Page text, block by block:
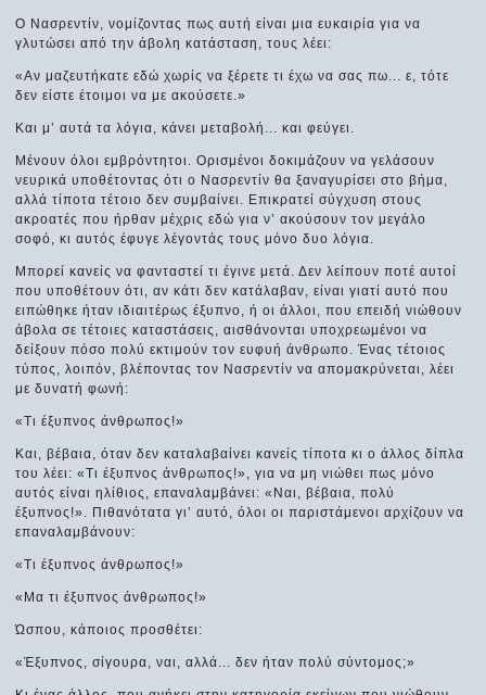
Ο Νασρεντίν, νομίζοντας πως αυτή είναι μια ευκαιρία για να
γλυτώσει από την άβολη κατάσταση, τους λέει:
«Αν μαζευτήκατε εδώ χωρίς να ξέρετε τι έχω να σας πω... ε, τότε
δεν είστε έτοιμοι να με ακούσετε.»
Και μ’ αυτά τα λόγια, κάνει μεταβολή... και φεύγει.
Μένουν όλοι εμβρόντητοι. Ορισμένοι δοκιμάζουν να γελάσουν
νευρικά υποθέτοντας ότι ο Νασρεντίν θα ξαναγυρίσει στο βήμα,
αλλά τίποτα τέτοιο δεν συμβαίνει. Επικρατεί σύγχυση στους
ακροατές που ήρθαν μέχρις εδώ για ν’ ακούσουν τον μεγάλο
σοφό, κι αυτός έφυγε λέγοντάς τους μόνο δυο λόγια.
Μπορεί κανείς να φανταστεί τι έγινε μετά. Δεν λείπουν ποτέ αυτοί
που υποθέτουν ότι, αν κάτι δεν κατάλαβαν, είναι γιατί αυτό που
ειπώθηκε ήταν ιδιαιτέρως έξυπνο, ή οι άλλοι, που επειδή νιώθουν
άβολα σε τέτοιες καταστάσεις, αισθάνονται υποχρεωμένοι να
δείξουν πόσο πολύ εκτιμούν τον ευφυή άνθρωπο. Ένας τέτοιος
τύπος, λοιπόν, βλέποντας τον Νασρεντίν να απομακρύνεται, λέει
με δυνατή φωνή:
«Τι έξυπνος άνθρωπος!»
Και, βέβαια, όταν δεν καταλαβαίνει κανείς τίποτα κι ο άλλος δίπλα
του λέει: «Τι έξυπνος άνθρωπος!», για να μη νιώθει πως μόνο
αυτός είναι ηλίθιος, επαναλαμβάνει: «Ναι, βέβαια, πολύ
έξυπνος!». Πιθανότατα γι’ αυτό, όλοι οι παριστάμενοι αρχίζουν να
επαναλαμβάνουν:
«Τι έξυπνος άνθρωπος!»
«Μα τι έξυπνος άνθρωπος!»
Ώσπου, κάποιος προσθέτει:
«Έξυπνος, σίγουρα, ναι, αλλά... δεν ήταν πολύ σύντομος;»